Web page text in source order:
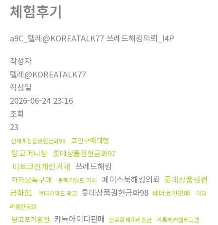
체험후기
a9C_텔레@KOREATALK77 쓰레드해킹의뢰_l4P
작성자
텔레@KOREATALK77
작성일
2026-06-24 23:16
조회
23
신세계상품권현금화96 코인구매대행
망고머니상 롯데상품권현금화97
비트코인개인거래 쓰레드해킹
카카오톡구매 블랙키워드 가격 페이스북해킹의뢰 롯데상품권현
금화91
언더키워드 광고 롯데상품권현금화98 테더코인판매
이더
리움현금화
망고포커환전 카톡아이디판매 암호화폐대리송금 카톡해커텔레그램